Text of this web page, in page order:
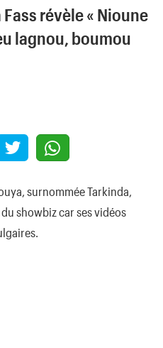
révèle « Nioune
lagnou, boumou
surnommée Tarkinda,
showbiz car ses vidéos